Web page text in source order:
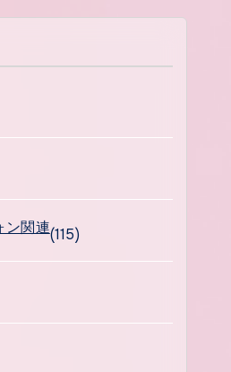
ン関連(115)